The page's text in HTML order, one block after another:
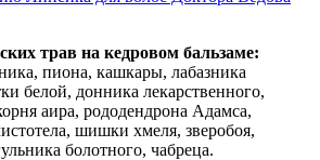
трав на кедровом бальзаме:
пиона, кашкары, лабазника
белой, донника лекарственного,
аира, рододендрона Адамса,
шишки хмеля, зверобоя,
болотного, чабреца.